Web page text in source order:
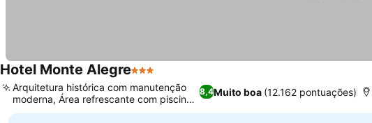
Hotel Monte Alegre3 Estrelas
8,4Muito boa (12.162 pontuações)
Arquitetura histórica com manutenção
moderna, Área refrescante com piscina
ao ar livre